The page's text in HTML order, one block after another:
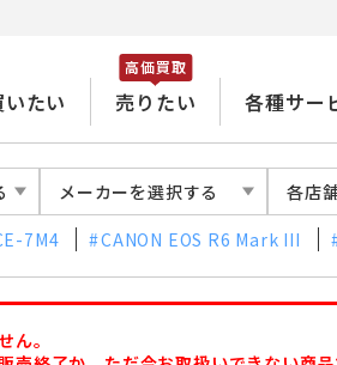
いたい 売りたい
高価買取
各種サー
メーカーを選択する 各店
7M4 CANON EOS R6 Mark III
ん。